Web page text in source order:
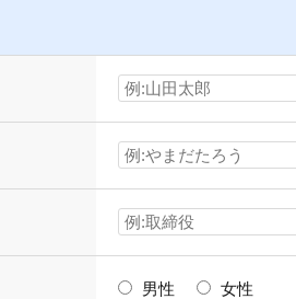
男性 女性